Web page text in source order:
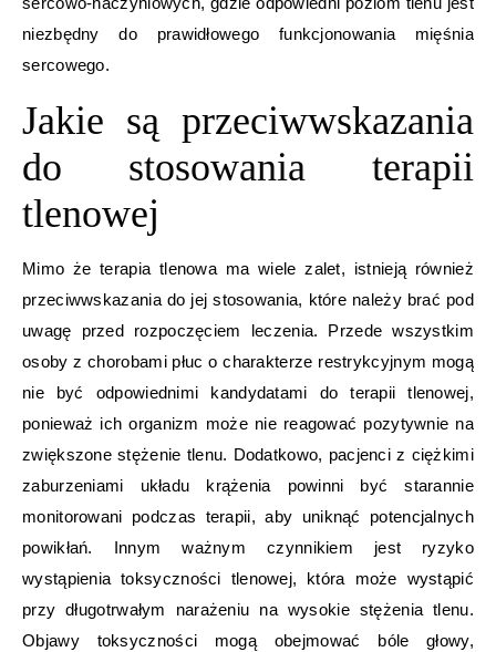
niezbędny do prawidłowego funkcjonowania mięśnia
sercowego.
Jakie są przeciwwskazania
do stosowania terapii
tlenowej
Mimo że terapia tlenowa ma wiele zalet, istnieją również
przeciwwskazania do jej stosowania, które należy brać pod
uwagę przed rozpoczęciem leczenia. Przede wszystkim
osoby z chorobami płuc o charakterze restrykcyjnym mogą
nie być odpowiednimi kandydatami do terapii tlenowej,
ponieważ ich organizm może nie reagować pozytywnie na
zwiększone stężenie tlenu. Dodatkowo, pacjenci z ciężkimi
zaburzeniami układu krążenia powinni być starannie
monitorowani podczas terapii, aby uniknąć potencjalnych
powikłań. Innym ważnym czynnikiem jest ryzyko
wystąpienia toksyczności tlenowej, która może wystąpić
przy długotrwałym narażeniu na wysokie stężenia tlenu.
Objawy toksyczności mogą obejmować bóle głowy,